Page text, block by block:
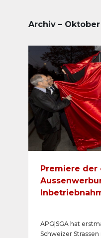
Archiv – Oktober
Premiere der
APG|SGA hat
Schweizer